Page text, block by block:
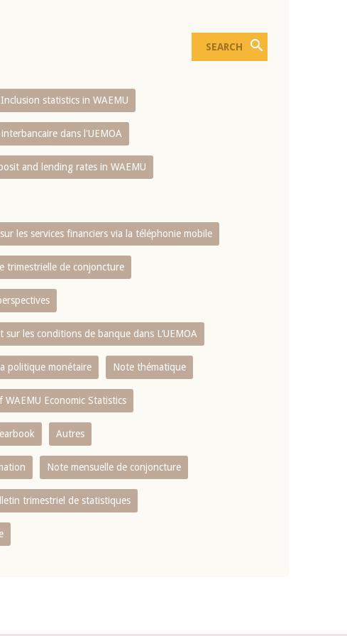
statistics in WAEMU
dans l'UEMOA
and lending rates in WAEMU
les services financiers via la téléphonie mobile
trimestrielle de conjoncture
sur les conditions de banque dans L‘UEMOA
politique monétaire Note thématique
Economic Statistics
Autres
Note mensuelle de conjoncture
trimestriel de statistiques